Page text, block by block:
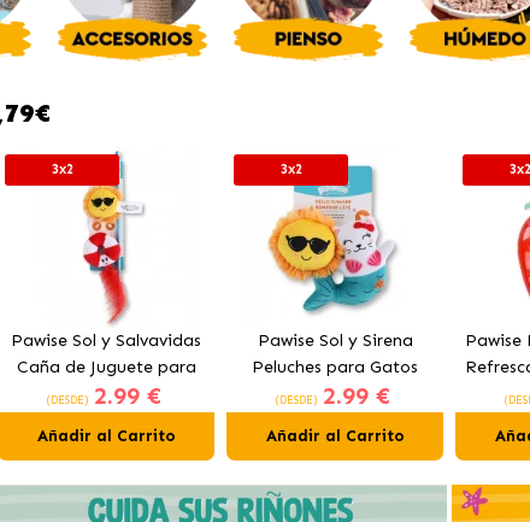
3x2
Pawise Sol y Salvavidas
Caña de Juguete para
Gatos con Catnip
(DESDE) 2.99 €
Añadir al Carrito
3x2
Pawise Sol y Sirena
Peluches para Gatos
con Catnip
(DESDE) 2.99 €
Añadir al Carrito
3x2
Pawise